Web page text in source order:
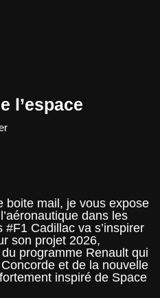
l’espace
boite mail, je vous expose
dans les
Cadillac va s’inspirer
son projet 2026,
programme Renault qui
et de la nouvelle
inspiré de Space